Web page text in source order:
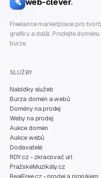
Freelance marketplace pro
grafiku a další. Prodejte
burze.
SLUŽBY
Nabídky služeb
Burza domén a webů
Domény na prodej
Weby na prodej
Aukce domén
Aukce webů
Dodavatelé
RDY.cz - zkracovač url
PražskéMuzikály.cz
RealFree.cz - prodej a pronájem